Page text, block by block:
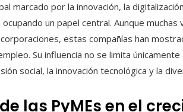
marcado por la innovación, la
un papel central. Aunque
estas compañías han
Su influencia no se limita
social, la innovación tecnológica y la
las PyMEs en el